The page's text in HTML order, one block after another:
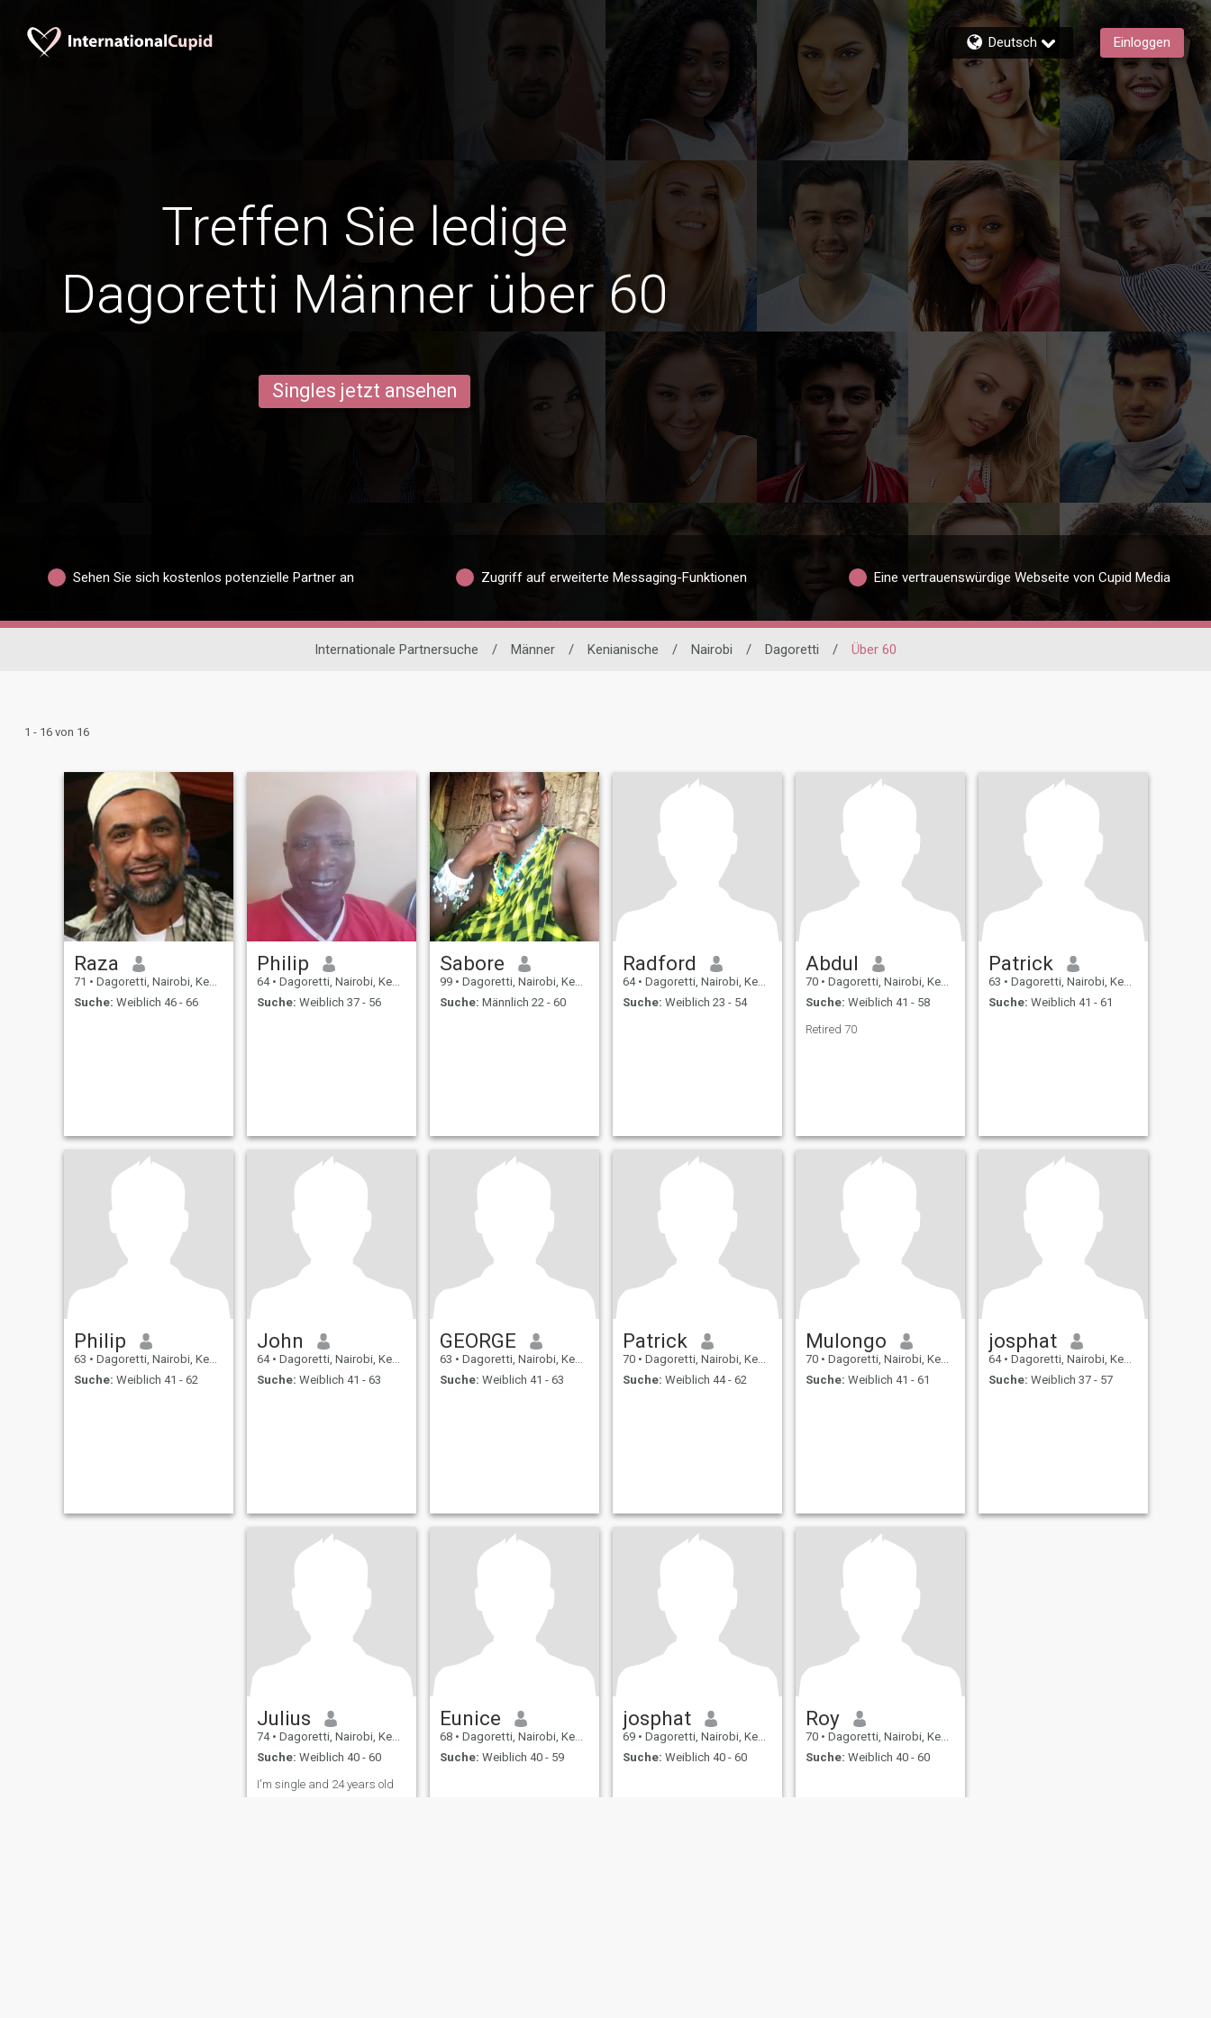
Deutsch Einloggen
Treffen Sie ledige
Dagoretti Männer über 60
Singles jetzt ansehen
Sehen Sie sich kostenlos potenzielle Partner an Zugriff auf erweiterte Messaging-Funktionen Eine vertrauenswürdige Webseite von Cupid Media
Internationale Partnersuche / Männer / Kenianische / Nairobi / Dagoretti / Über 60
1 - 16 von 16
Raza
71 • Dagoretti, Nairobi, Kenia
Suche: Weiblich 46 - 66
Philip
64 • Dagoretti, Nairobi, Kenia
Suche: Weiblich 37 - 56
Sabore
99 • Dagoretti, Nairobi, Kenia
Suche: Männlich 22 - 60
Radford
64 • Dagoretti, Nairobi, Kenia
Suche: Weiblich 23 - 54
Abdul
70 • Dagoretti, Nairobi, Kenia
Suche: Weiblich 41 - 58
Retired 70
Patrick
63 • Dagoretti, Nairobi, Kenia
Suche: Weiblich 41 - 61
Philip
63 • Dagoretti, Nairobi, Kenia
Suche: Weiblich 41 - 62
John
64 • Dagoretti, Nairobi, Kenia
Suche: Weiblich 41 - 63
GEORGE
63 • Dagoretti, Nairobi, Kenia
Suche: Weiblich 41 - 63
Patrick
70 • Dagoretti, Nairobi, Kenia
Suche: Weiblich 44 - 62
Mulongo
70 • Dagoretti, Nairobi, Kenia
Suche: Weiblich 41 - 61
josphat
64 • Dagoretti, Nairobi, Kenia
Suche: Weiblich 37 - 57
Julius
74 • Dagoretti, Nairobi, Kenia
Suche: Weiblich 40 - 60
I'm single and 24 years old
Eunice
68 • Dagoretti, Nairobi, Kenia
Suche: Weiblich 40 - 59
josphat
69 • Dagoretti, Nairobi, Kenia
Suche: Weiblich 40 - 60
Roy
70 • Dagoretti, Nairobi, Kenia
Suche: Weiblich 40 - 60